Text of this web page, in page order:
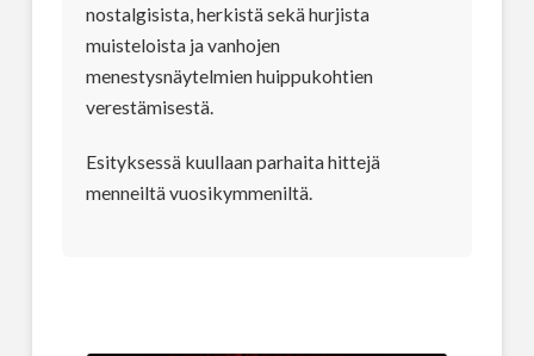
nostalgisista, herkistä sekä hurjista
muisteloista ja vanhojen
menestysnäytelmien huippukohtien
verestämisestä.
Esityksessä kuullaan parhaita hittejä
menneiltä vuosikymmeniltä.